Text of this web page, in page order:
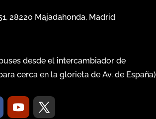
28220 Majadahonda, Madrid
desde el intercambiador de
cerca en la glorieta de Av. de España)